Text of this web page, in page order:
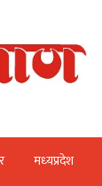
मध्‍यप्रदेश